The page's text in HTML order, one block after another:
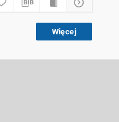
Więcej